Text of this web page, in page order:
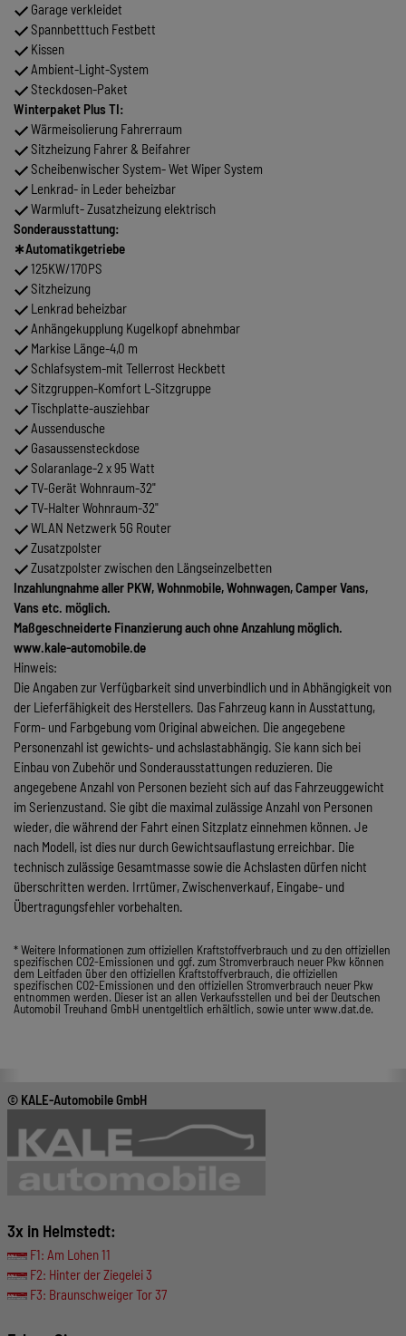
Garage verkleidet
Spannbetttuch Festbett
Kissen
Ambient-Light-System
Steckdosen-Paket
Winterpaket Plus TI:
Wärmeisolierung Fahrerraum
Sitzheizung Fahrer & Beifahrer
Scheibenwischer System- Wet Wiper System
Lenkrad- in Leder beheizbar
Warmluft- Zusatzheizung elektrisch
Sonderausstattung:
∗Automatikgetriebe
125KW/170PS
Sitzheizung
Lenkrad beheizbar
Anhängekupplung Kugelkopf abnehmbar
Markise Länge-4,0 m
Schlafsystem-mit Tellerrost Heckbett
Sitzgruppen-Komfort L-Sitzgruppe
Tischplatte-ausziehbar
Aussendusche
Gasaussensteckdose
Solaranlage-2 x 95 Watt
TV-Gerät Wohnraum-32"
TV-Halter Wohnraum-32"
WLAN Netzwerk 5G Router
Zusatzpolster
Zusatzpolster zwischen den Längseinzelbetten
Inzahlungnahme aller PKW, Wohnmobile, Wohnwagen, Camper Vans,
Vans etc. möglich.
Maßgeschneiderte Finanzierung auch ohne Anzahlung möglich.
www.kale-automobile.de
Hinweis:
Die Angaben zur Verfügbarkeit sind unverbindlich und in Abhängigkeit von
der Lieferfähigkeit des Herstellers. Das Fahrzeug kann in Ausstattung,
Form- und Farbgebung vom Original abweichen. Die angegebene
Personenzahl ist gewichts- und achslastabhängig. Sie kann sich bei
Einbau von Zubehör und Sonderausstattungen reduzieren. Die
angegebene Anzahl von Personen bezieht sich auf das Fahrzeuggewicht
im Serienzustand. Sie gibt die maximal zulässige Anzahl von Personen
wieder, die während der Fahrt einen Sitzplatz einnehmen können. Je
nach Modell, ist dies nur durch Gewichtsauflastung erreichbar. Die
technisch zulässige Gesamtmasse sowie die Achslasten dürfen nicht
überschritten werden. Irrtümer, Zwischenverkauf, Eingabe- und
Übertragungsfehler vorbehalten.
* Weitere Informationen zum offiziellen Kraftstoffverbrauch und zu den offiziellen
spezifischen CO2-Emissionen und ggf. zum Stromverbrauch neuer Pkw können
dem Leitfaden über den offiziellen Kraftstoffverbrauch, die offiziellen
spezifischen CO2-Emissionen und den offiziellen Stromverbrauch neuer Pkw
entnommen werden. Dieser ist an allen Verkaufsstellen und bei der Deutschen
Automobil Treuhand GmbH unentgeltlich erhältlich, sowie unter www.dat.de.
© KALE-Automobile GmbH
3x in Helmstedt:
F1: Am Lohen 11
F2: Hinter der Ziegelei 3
F3: Braunschweiger Tor 37